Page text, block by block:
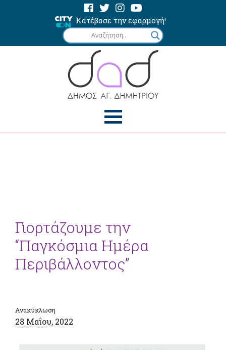
Κατέβασε την εφαρμογή!
Γιορτάζουμε την
“Παγκόσμια Ημέρα
Περιβάλλοντος”
Ανακύκλωση
28 Μαΐου, 2022